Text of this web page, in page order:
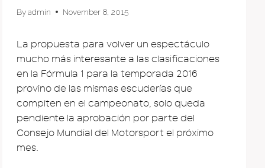
Byadmin November 8, 2015
La propuesta para volver un espectáculo
mucho más interesante a las clasificaciones
en la Fórmula 1 para la temporada 2016
provino de las mismas escuderías que
compiten en el campeonato, solo queda
pendiente la aprobación por parte del
Consejo Mundial del Motorsport el próximo
mes.